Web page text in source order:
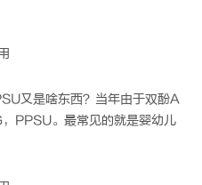
又是啥东西？当年由于双酚A
PPSU。最常见的就是婴幼儿